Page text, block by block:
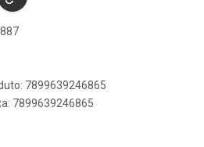
7899639246865
7899639246865